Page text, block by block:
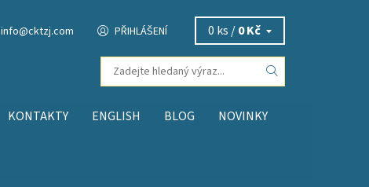
info@cktzj.com PŘIHLÁŠENÍ 0 ks /0 Kč
KONTAKTY ENGLISH BLOG NOVINKY